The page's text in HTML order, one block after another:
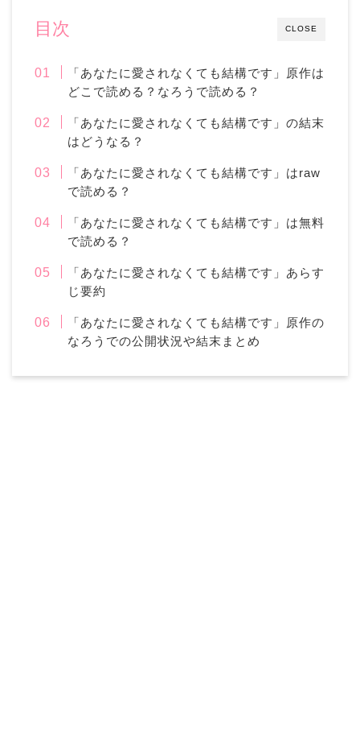
CLOSE
目次
「あなたに愛されなくても結構です」原作は
どこで読める？なろうで読める？
「あなたに愛されなくても結構です」の結末
はどうなる？
「あなたに愛されなくても結構です」はraw
で読める？
「あなたに愛されなくても結構です」は無料
で読める？
「あなたに愛されなくても結構です」あらす
じ要約
「あなたに愛されなくても結構です」原作の
なろうでの公開状況や結末まとめ